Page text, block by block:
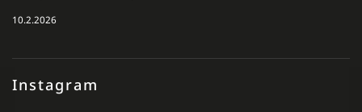
Instagram
10.2.2026